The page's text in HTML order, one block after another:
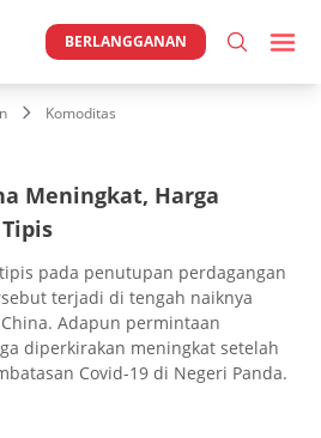
BERLANGGANAN
Komoditas
Meningkat, Harga
pada penutupan perdagangan
terjadi di tengah naiknya
Adapun permintaan
diperkirakan meningkat setelah
Covid-19 di Negeri Panda.